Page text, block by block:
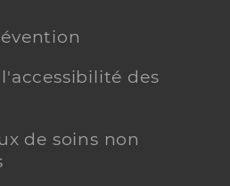
des
de soins non